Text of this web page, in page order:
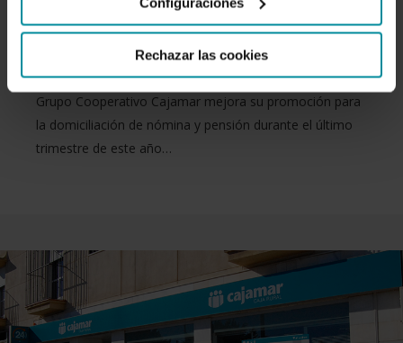
Rechazar las cookies
promociones Nómina y Pensión
Grupo Cooperativo Cajamar mejora su promoción para
la domiciliación de nómina y pensión durante el último
trimestre de este año…